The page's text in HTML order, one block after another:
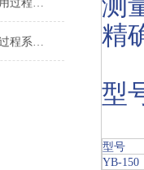
全不锈钢精密压力表在使用过程中的常见问题分析
耐震精密压力表工业生产过程系统组成
测
精
型
型号
YB-150